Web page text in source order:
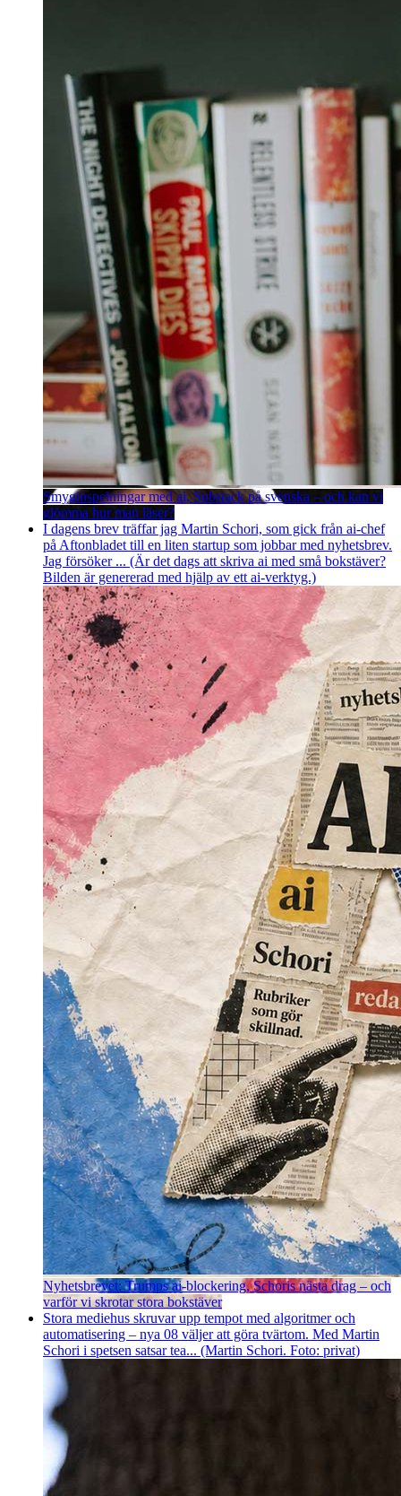
Smyginspelningar med ai, Substack på svenska – och kan vi
glömma hur man läser?
I dagens brev träffar jag Martin Schori, som gick från ai-chef
på Aftonbladet till en liten startup som jobbar med nyhetsbrev.
Jag försöker ... (Är det dags att skriva ai med små bokstäver?
Bilden är genererad med hjälp av ett ai-verktyg.)
Nyhetsbrevet: Trumps ai-blockering, Schoris nästa drag – och
varför vi skrotar stora bokstäver
Stora mediehus skruvar upp tempot med algoritmer och
automatisering – nya 08 väljer att göra tvärtom. Med Martin
Schori i spetsen satsar tea... (Martin Schori. Foto: privat)